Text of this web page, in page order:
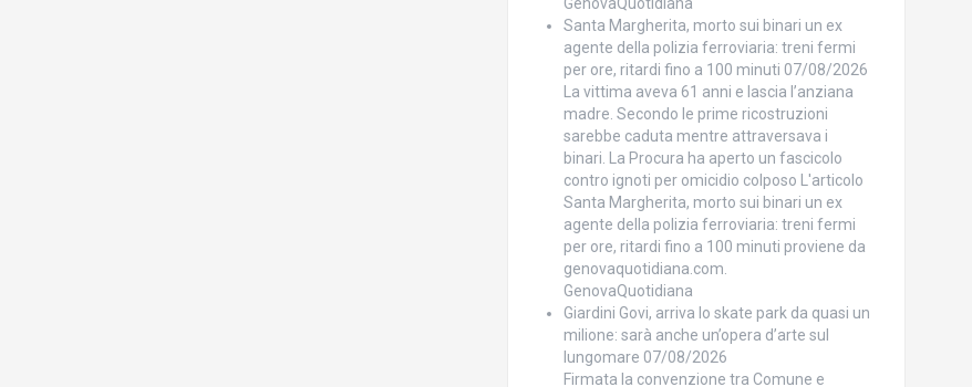
GenovaQuotidiana
Santa Margherita, morto sui binari un ex
agente della polizia ferroviaria: treni fermi
per ore, ritardi fino a 100 minuti 07/08/2026
La vittima aveva 61 anni e lascia l’anziana
madre. Secondo le prime ricostruzioni
sarebbe caduta mentre attraversava i
binari. La Procura ha aperto un fascicolo
contro ignoti per omicidio colposo L'articolo
Santa Margherita, morto sui binari un ex
agente della polizia ferroviaria: treni fermi
per ore, ritardi fino a 100 minuti proviene da
genovaquotidiana.com.
GenovaQuotidiana
Giardini Govi, arriva lo skate park da quasi un
milione: sarà anche un’opera d’arte sul
lungomare 07/08/2026
Firmata la convenzione tra Comune e